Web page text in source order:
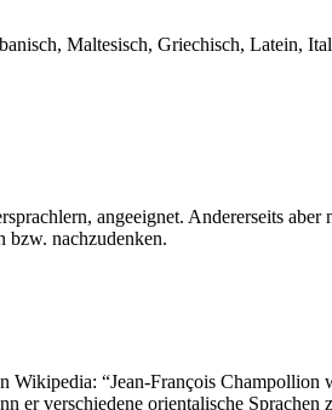
Maltesisch, Griechisch, Latein,
angeeignet. Andererseits aber
bzw. nachzudenken.
“Jean-François Champollion
verschiedene orientalische